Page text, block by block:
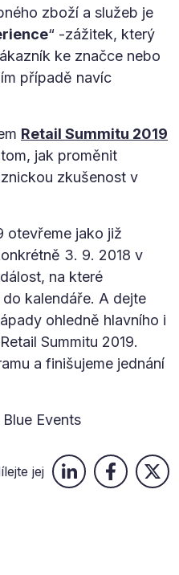
zboží a služeb je
“ -zážitek, který
ke značce nebo
případě navíc
Retail Summitu 2019
jak proměnit
zkušenost v
otevřeme jako již
3. 9. 2018 v
na které
kalendáře. A dejte
ohledně hlavního i
Summitu 2019.
a finišujeme jednání
Blue Events
jej